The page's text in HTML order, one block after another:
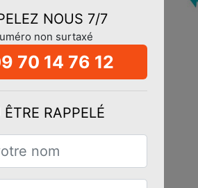
NOUS 7/7
non surtaxé
70 14 76 12
ÊTRE RAPPELÉ